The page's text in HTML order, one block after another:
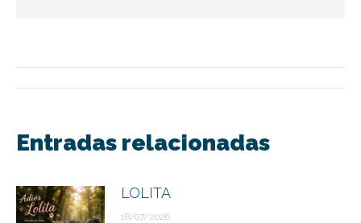
Navegación
entre
Entradas relacionadas
LOLITA
18/07/2026